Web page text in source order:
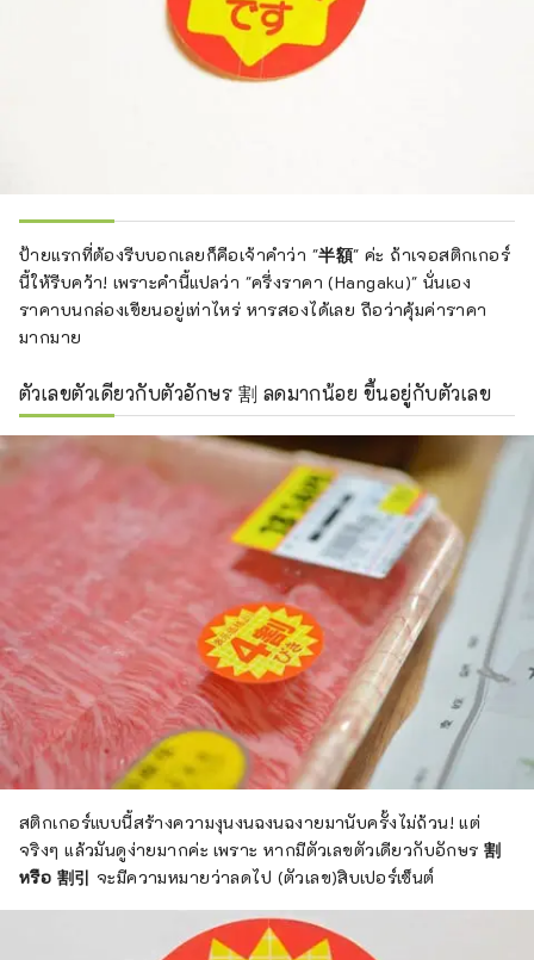
ป้ายแรกที่ต้องรีบบอกเลยก็คือเจ้าคำว่า "半額" ค่ะ ถ้าเจอสติกเกอร์
นี้ให้รีบคว้า! เพราะคำนี้แปลว่า "ครึ่งราคา (Hangaku)" นั่นเอง
ราคาบนกล่องเขียนอยู่เท่าไหร่ หารสองได้เลย ถือว่าคุ้มค่าราคา
มากมาย
ตัวเลขตัวเดียวกับตัวอักษร 割 ลดมากน้อย ขึ้นอยู่กับตัวเลข
สติกเกอร์แบบนี้สร้างความงุนงนฉงนฉงายมานับครั้งไม่ถ้วน! แต่
จริงๆ แล้วมันดูง่ายมากค่ะ เพราะ หากมีตัวเลขตัวเดียวกับอักษร 割
หรือ 割引 จะมีความหมายว่าลดไป (ตัวเลข)สิบเปอร์เซ็นต์